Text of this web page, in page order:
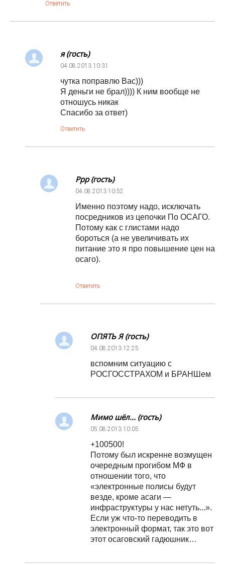
Ответить
я (гость)
04.08.2013 10:31
чутка поправлю Вас)))
Я деньги не брал)))) К ним вообще не
отношусь никак
Спасибо за ответ)
Ответить
Ррр (гость)
04.08.2013 10:52
Именно поэтому надо, исключать
посредников из цепочки По ОСАГО.
Потому как с глистами надо
бороться (а не увеличивать их
питание это я про повышение цен на
осаго).
Ответить
ОПЯТЬ Я (гость)
04.08.2013 12:25
вспомним ситуацию с
РОСГОССТРАХОМ и БРАНШем
Мимо шёл... (гость)
05.08.2013 10:05
+100500!
Потому был искренне возмущен
очередным прогибом МФ в
отношении того, что
«электронные полисы будут
везде, кроме асаги —
инфраструктуры у нас нетуть...».
Если уж что-то переводить в
электронный формат, так это вот
этот осаговский гадюшник…